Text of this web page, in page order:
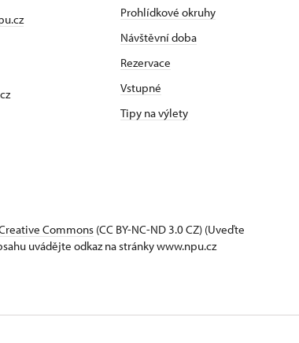
Prohlídkové okruhy
Návštěvní doba
Rezervace
Vstupné
Tipy na výlety
Commons (CC BY-NC-ND 3.0 CZ) (Uveďte
uvádějte odkaz na stránky www.npu.cz